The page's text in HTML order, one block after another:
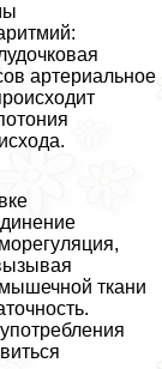
артериальное
ткани